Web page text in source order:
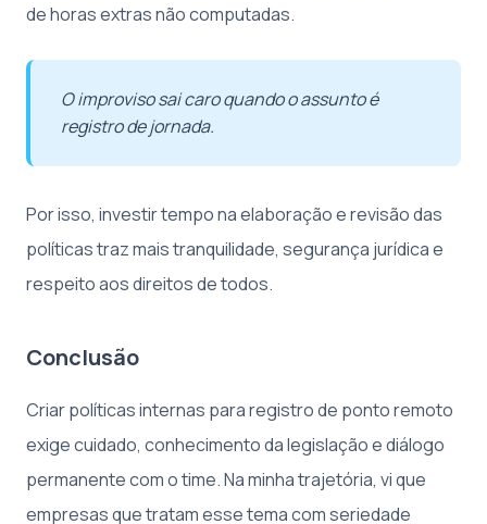
de horas extras não computadas.
O improviso sai caro quando o assunto é
registro de jornada.
Por isso, investir tempo na elaboração e revisão das
políticas traz mais tranquilidade, segurança jurídica e
respeito aos direitos de todos.
Conclusão
Criar políticas internas para registro de ponto remoto
exige cuidado, conhecimento da legislação e diálogo
permanente com o time. Na minha trajetória, vi que
empresas que tratam esse tema com seriedade